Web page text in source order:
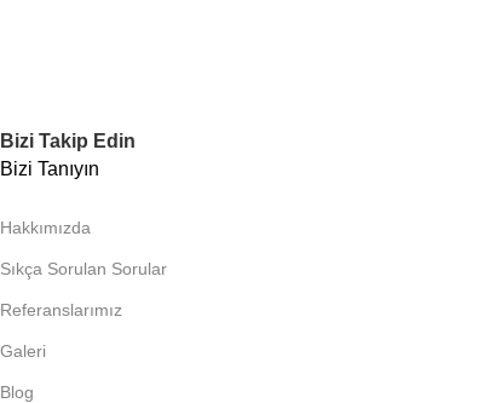
Bizi Takip Edin
Bizi Tanıyın
Hakkımızda
Sıkça Sorulan Sorular
Referanslarımız
Galeri
Blog